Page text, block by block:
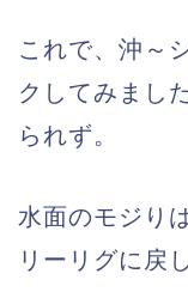
これで、沖～
クしてみまし
られず。
水面のモジり
リーリグに戻